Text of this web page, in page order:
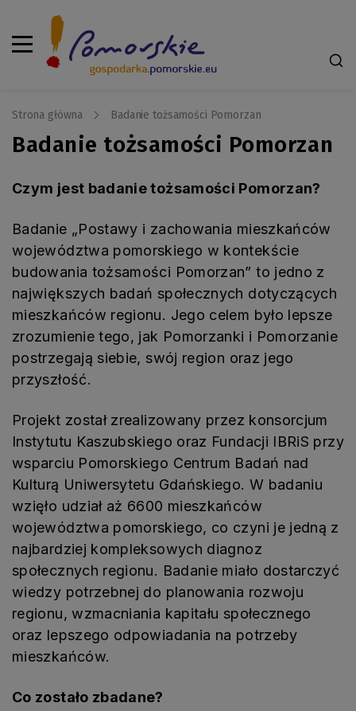
Strona główna Badanie tożsamości Pomorzan
Badanie tożsamości Pomorzan
Czym jest badanie tożsamości Pomorzan?
Badanie „Postawy i zachowania mieszkańców
województwa pomorskiego w kontekście
budowania tożsamości Pomorzan” to jedno z
największych badań społecznych dotyczących
mieszkańców regionu. Jego celem było lepsze
zrozumienie tego, jak Pomorzanki i Pomorzanie
postrzegają siebie, swój region oraz jego
przyszłość.
Projekt został zrealizowany przez konsorcjum
Instytutu Kaszubskiego oraz Fundacji IBRiS przy
wsparciu Pomorskiego Centrum Badań nad
Kulturą Uniwersytetu Gdańskiego. W badaniu
wzięło udział aż 6600 mieszkańców
województwa pomorskiego, co czyni je jedną z
najbardziej kompleksowych diagnoz
społecznych regionu. Badanie miało dostarczyć
wiedzy potrzebnej do planowania rozwoju
regionu, wzmacniania kapitału społecznego
oraz lepszego odpowiadania na potrzeby
mieszkańców.
Co zostało zbadane?